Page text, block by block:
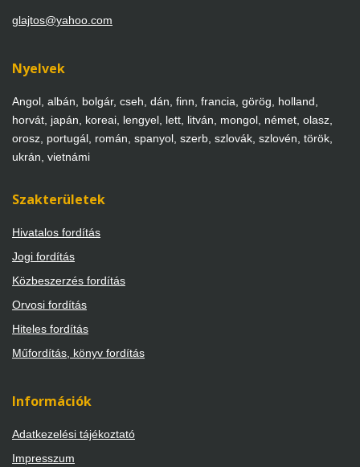
glajtos@yahoo.com
Nyelvek
Angol, albán, bolgár, cseh, dán, finn, francia, görög, holland,
horvát, japán, koreai, lengyel, lett, litván, mongol, német, olasz,
orosz, portugál, román, spanyol, szerb, szlovák, szlovén, török,
ukrán, vietnámi
Szakterületek
Hivatalos fordítás
Jogi fordítás
Közbeszerzés fordítás
Orvosi fordítás
Hiteles fordítás
Műfordítás, könyv fordítás
Információk
Adatkezelési tájékoztató
Impresszum